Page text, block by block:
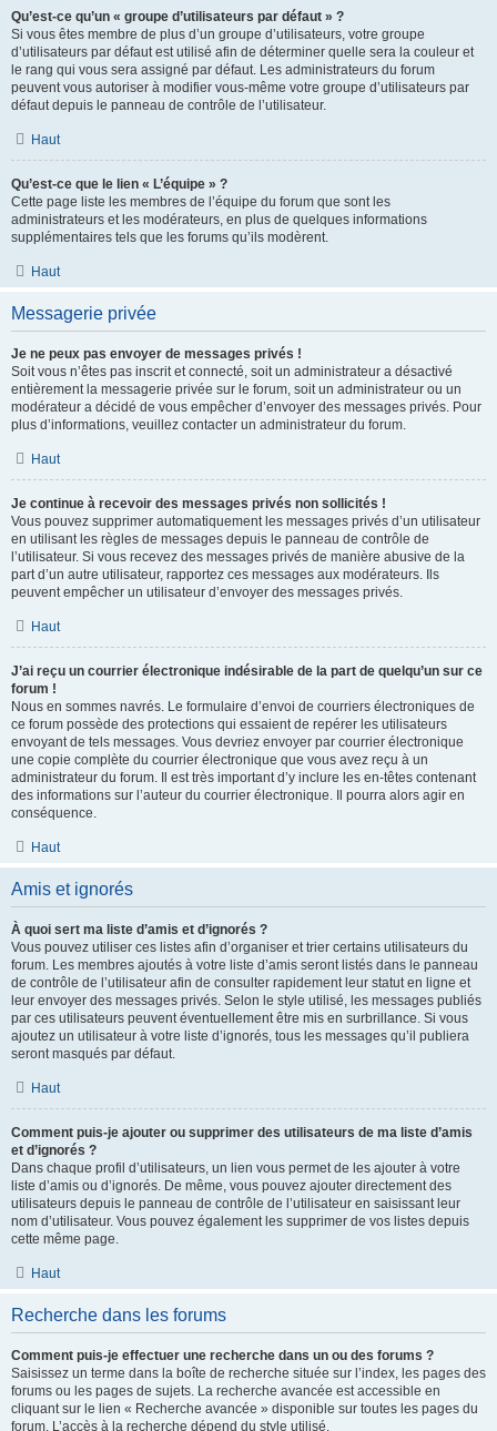
Qu’est-ce qu’un « groupe d’utilisateurs par défaut » ?
Si vous êtes membre de plus d’un groupe d’utilisateurs, votre groupe
d’utilisateurs par défaut est utilisé afin de déterminer quelle sera la couleur et
le rang qui vous sera assigné par défaut. Les administrateurs du forum
peuvent vous autoriser à modifier vous-même votre groupe d’utilisateurs par
défaut depuis le panneau de contrôle de l’utilisateur.
Haut
Qu’est-ce que le lien « L’équipe » ?
Cette page liste les membres de l’équipe du forum que sont les
administrateurs et les modérateurs, en plus de quelques informations
supplémentaires tels que les forums qu’ils modèrent.
Haut
Messagerie privée
Je ne peux pas envoyer de messages privés !
Soit vous n’êtes pas inscrit et connecté, soit un administrateur a désactivé
entièrement la messagerie privée sur le forum, soit un administrateur ou un
modérateur a décidé de vous empêcher d’envoyer des messages privés. Pour
plus d’informations, veuillez contacter un administrateur du forum.
Haut
Je continue à recevoir des messages privés non sollicités !
Vous pouvez supprimer automatiquement les messages privés d’un utilisateur
en utilisant les règles de messages depuis le panneau de contrôle de
l’utilisateur. Si vous recevez des messages privés de manière abusive de la
part d’un autre utilisateur, rapportez ces messages aux modérateurs. Ils
peuvent empêcher un utilisateur d’envoyer des messages privés.
Haut
J’ai reçu un courrier électronique indésirable de la part de quelqu’un sur ce
forum !
Nous en sommes navrés. Le formulaire d’envoi de courriers électroniques de
ce forum possède des protections qui essaient de repérer les utilisateurs
envoyant de tels messages. Vous devriez envoyer par courrier électronique
une copie complète du courrier électronique que vous avez reçu à un
administrateur du forum. Il est très important d’y inclure les en-têtes contenant
des informations sur l’auteur du courrier électronique. Il pourra alors agir en
conséquence.
Haut
Amis et ignorés
À quoi sert ma liste d’amis et d’ignorés ?
Vous pouvez utiliser ces listes afin d’organiser et trier certains utilisateurs du
forum. Les membres ajoutés à votre liste d’amis seront listés dans le panneau
de contrôle de l’utilisateur afin de consulter rapidement leur statut en ligne et
leur envoyer des messages privés. Selon le style utilisé, les messages publiés
par ces utilisateurs peuvent éventuellement être mis en surbrillance. Si vous
ajoutez un utilisateur à votre liste d’ignorés, tous les messages qu’il publiera
seront masqués par défaut.
Haut
Comment puis-je ajouter ou supprimer des utilisateurs de ma liste d’amis
et d’ignorés ?
Dans chaque profil d’utilisateurs, un lien vous permet de les ajouter à votre
liste d’amis ou d’ignorés. De même, vous pouvez ajouter directement des
utilisateurs depuis le panneau de contrôle de l’utilisateur en saisissant leur
nom d’utilisateur. Vous pouvez également les supprimer de vos listes depuis
cette même page.
Haut
Recherche dans les forums
Comment puis-je effectuer une recherche dans un ou des forums ?
Saisissez un terme dans la boîte de recherche située sur l’index, les pages des
forums ou les pages de sujets. La recherche avancée est accessible en
cliquant sur le lien « Recherche avancée » disponible sur toutes les pages du
forum. L’accès à la recherche dépend du style utilisé.